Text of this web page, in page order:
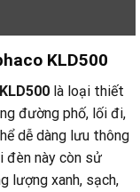
KLD500
là loại thiết
đường phố, lối đi,
dễ dàng lưu thông
đèn này còn sử
lượng xanh, sạch,